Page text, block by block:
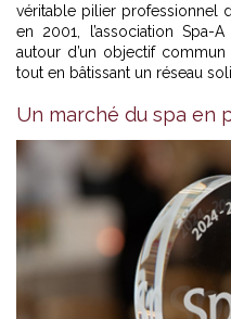
véritable pilier professionnel
en 2001,
l’association Spa-A
autour d’un objectif
tout en bâtissant un réseau
Un marché du spa en